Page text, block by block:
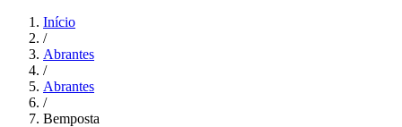
Início
/
Abrantes
/
Abrantes
/
Bemposta